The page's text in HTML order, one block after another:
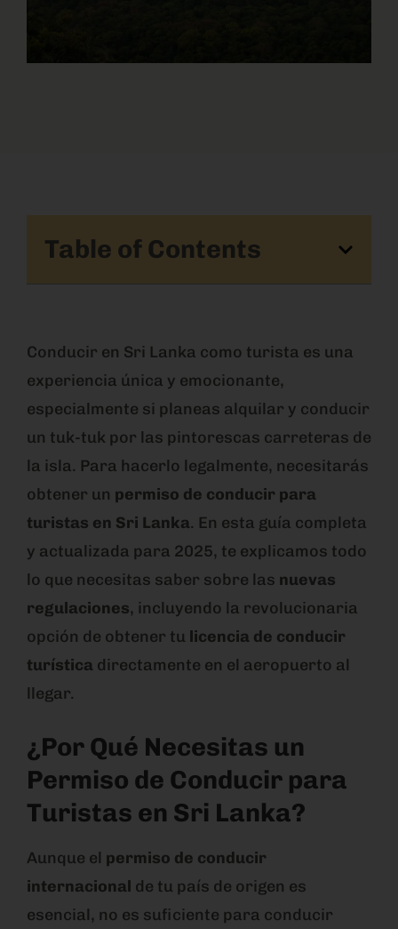
Table of Contents
Conducir en Sri Lanka como turista es una
experiencia única y emocionante,
especialmente si planeas alquilar y conducir
un tuk-tuk por las pintorescas carreteras de
la isla. Para hacerlo legalmente, necesitarás
obtener un permiso de conducir para
turistas en Sri Lanka. En esta guía completa
y actualizada para 2025, te explicamos todo
lo que necesitas saber sobre las nuevas
regulaciones, incluyendo la revolucionaria
opción de obtener tu licencia de conducir
turística directamente en el aeropuerto al
llegar.
¿Por Qué Necesitas un
Permiso de Conducir para
Turistas en Sri Lanka?
Aunque el permiso de conducir
internacional de tu país de origen es
esencial, no es suficiente para conducir